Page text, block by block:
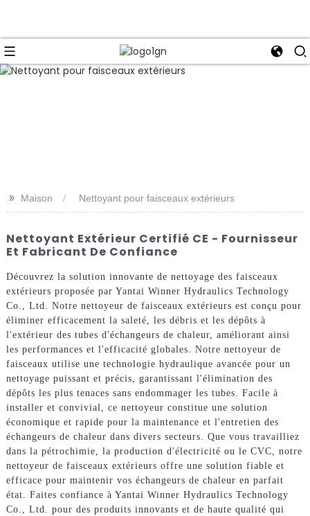
>> Maison Nettoyant pour faisceaux extérieurs
Nettoyant Extérieur Certifié CE - Fournisseur
Et Fabricant De Confiance
Découvrez la solution innovante de nettoyage des faisceaux
extérieurs proposée par Yantai Winner Hydraulics Technology
Co., Ltd. Notre nettoyeur de faisceaux extérieurs est conçu pour
éliminer efficacement la saleté, les débris et les dépôts à
l'extérieur des tubes d'échangeurs de chaleur, améliorant ainsi
les performances et l'efficacité globales. Notre nettoyeur de
faisceaux utilise une technologie hydraulique avancée pour un
nettoyage puissant et précis, garantissant l'élimination des
dépôts les plus tenaces sans endommager les tubes. Facile à
installer et convivial, ce nettoyeur constitue une solution
économique et rapide pour la maintenance et l'entretien des
échangeurs de chaleur dans divers secteurs. Que vous travailliez
dans la pétrochimie, la production d'électricité ou le CVC, notre
nettoyeur de faisceaux extérieurs offre une solution fiable et
efficace pour maintenir vos échangeurs de chaleur en parfait
état. Faites confiance à Yantai Winner Hydraulics Technology
Co., Ltd. pour des produits innovants et de haute qualité qui